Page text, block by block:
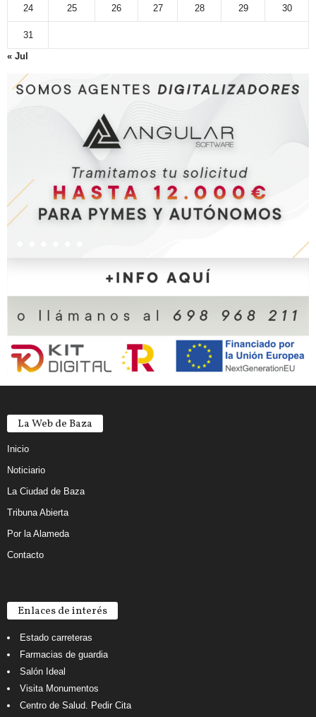
24 25 26 27 28 29 30
31
« Jul
La Web de Baza
Inicio
Noticiario
La Ciudad de Baza
Tribuna Abierta
Por la Alameda
Contacto
Enlaces de interés
Estado carreteras
Farmacias de guardia
Salón Ideal
Visita Monumentos
Centro de Salud. Pedir Cita